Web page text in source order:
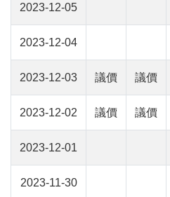
2023-12-05
2023-12-04
2023-12-03 議價 議價
2023-12-02 議價 議價
2023-12-01
2023-11-30